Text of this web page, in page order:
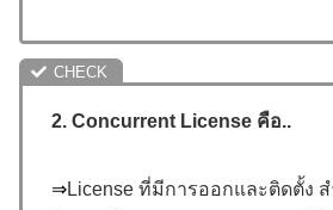
2. Concurrent License คือ..
⇒License ที่มีการออกและติดตั้ง ส